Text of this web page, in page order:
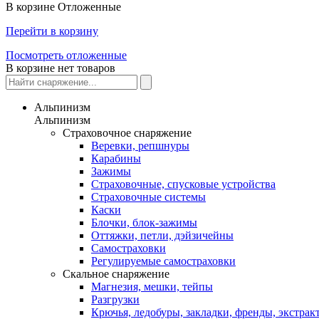
В корзине Отложенные
Перейти в корзину
Посмотреть отложенные
В корзине нет товаров
Альпинизм
Альпинизм
Страховочное снаряжение
Веревки, репшнуры
Карабины
Зажимы
Страховочные, спусковые устройства
Страховочные системы
Каски
Блочки, блок-зажимы
Оттяжки, петли, дэйзичейны
Самостраховки
Регулируемые самостраховки
Скальное снаряжение
Магнезия, мешки, тейпы
Разгрузки
Крючья, ледобуры, закладки, френды,